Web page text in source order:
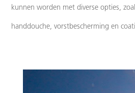
kunnen worden met diverse opties,
handdouche, vorstbescherming en